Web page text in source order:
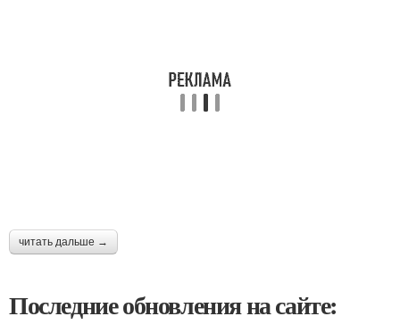
читать дальше →
Последние обновления на сайте: